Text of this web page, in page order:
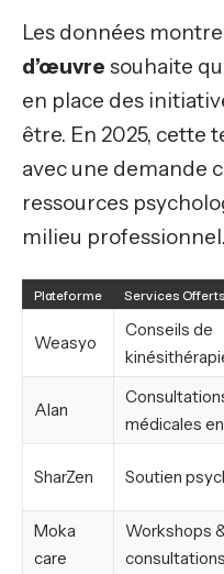
Les données
d’œuvre souhaite
en place des
être. En 2025, cette
avec une demande
ressources
milieu professionnel.
Plateforme Services Offerts
Weasyo
Conseils de
Alan
médicales
SharZen Soutien
Moka
care
Workshops
consultations